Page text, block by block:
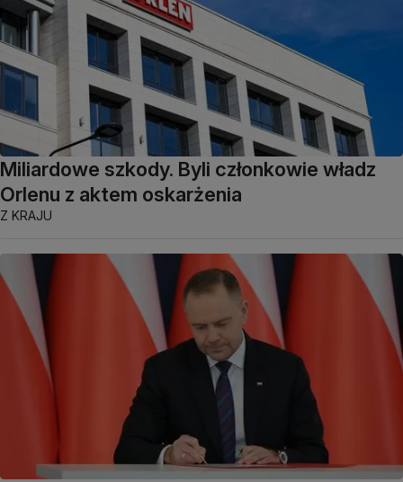
Miliardowe szkody. Byli członkowie władz
Orlenu z aktem oskarżenia
Z KRAJU